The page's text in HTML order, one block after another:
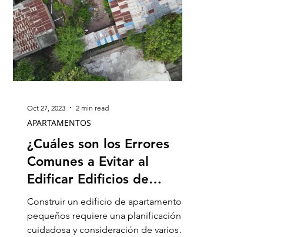
¿Cuáles son los Errores
Comunes a Evitar al
Edificar Edificios de
Apartamentos Pequeños?
Construir un edificio de apartamentos
pequeños requiere una planificación
cuidadosa y consideración de varios
APARTAMENTOS
Oct 27, 2023 2 min read